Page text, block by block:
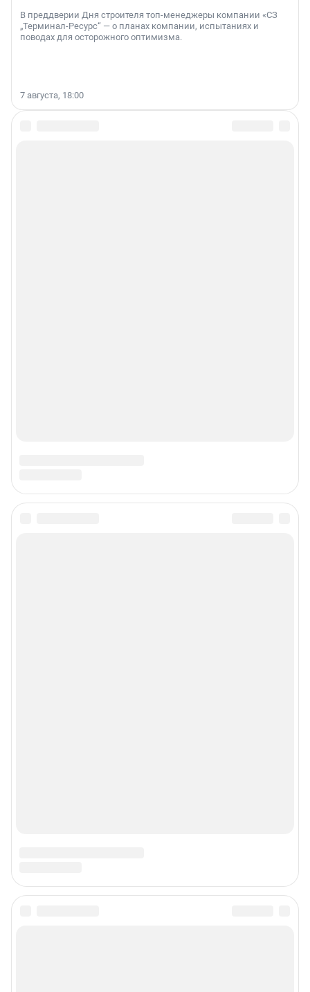
В преддверии Дня строителя топ-менеджеры компании «СЗ
„Терминал-Ресурс“ — о планах компании, испытаниях и
поводах для осторожного оптимизма.
7 августа, 18:00